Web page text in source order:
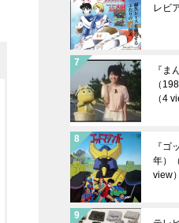
レビ
『ま
（
（4
『ゴ
年）
view）